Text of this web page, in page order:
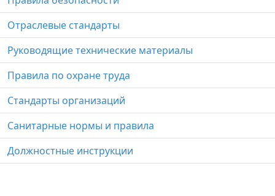
Отраслевые стандарты
Руководящие технические материалы
Правила по охране труда
Стандарты организаций
Санитарные нормы и правила
Должностные инструкции